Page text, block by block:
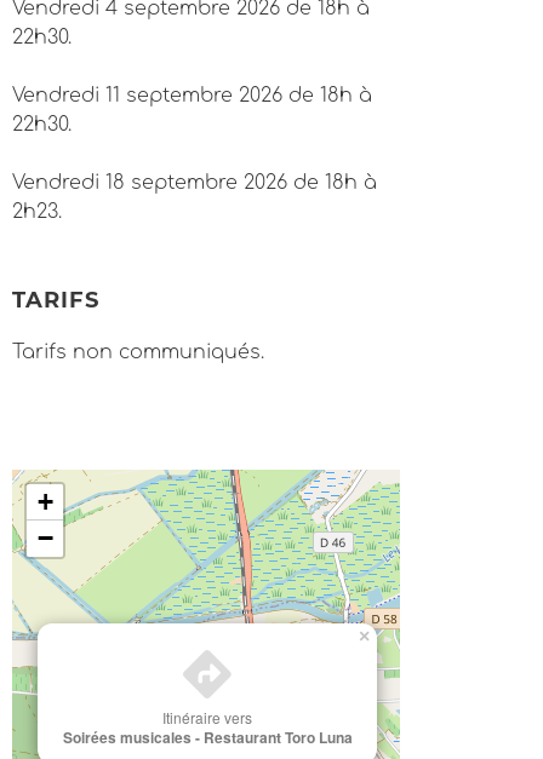
Vendredi 4 septembre 2026 de 18h à
22h30.
Vendredi 11 septembre 2026 de 18h à
22h30.
Vendredi 18 septembre 2026 de 18h à
2h23.
TARIFS
Tarifs non communiqués.
Itinéraire vers
Soirées musicales - Restaurant Toro Luna
×
+
−